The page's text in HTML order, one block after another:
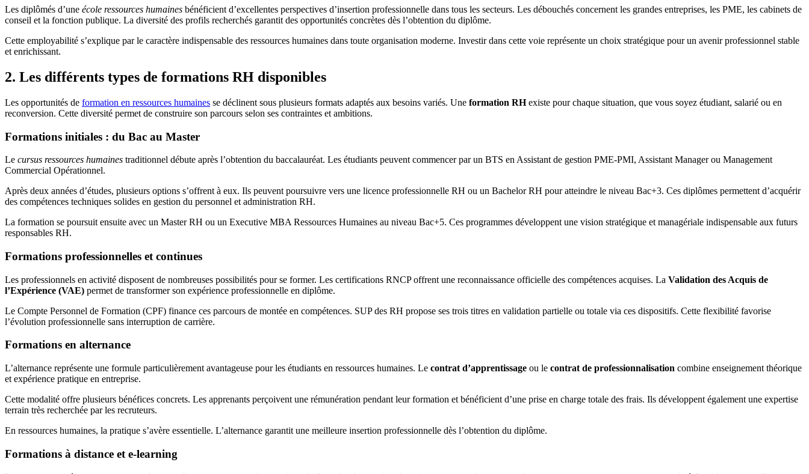
Les diplômés d’une école ressources humaines bénéficient d’excellentes perspectives d’insertion professionnelle dans tous les secteurs. Les débouchés concernent les grandes entreprises, les PME, les cabinets de
conseil et la fonction publique. La diversité des profils recherchés garantit des opportunités concrètes dès l’obtention du diplôme.
Cette employabilité s’explique par le caractère indispensable des ressources humaines dans toute organisation moderne. Investir dans cette voie représente un choix stratégique pour un avenir professionnel stable
et enrichissant.
2. Les différents types de formations RH disponibles
Les opportunités de formation en ressources humaines se déclinent sous plusieurs formats adaptés aux besoins variés. Une formation RHexiste pour chaque situation, que vous soyez étudiant, salarié ou en
reconversion. Cette diversité permet de construire son parcours selon ses contraintes et ambitions.
Formations initiales : du Bac au Master
Le cursus ressources humaines traditionnel débute après l’obtention du baccalauréat. Les étudiants peuvent commencer par un BTS en Assistant de gestion PME-PMI, Assistant Manager ou Management
Commercial Opérationnel.
Après deux années d’études, plusieurs options s’offrent à eux. Ils peuvent poursuivre vers une licence professionnelle RH ou un Bachelor RH pour atteindre le niveau Bac+3. Ces diplômes permettent d’acquérir
des compétences techniques solides en gestion du personnel et administration RH.
La formation se poursuit ensuite avec un Master RH ou un Executive MBA Ressources Humaines au niveau Bac+5. Ces programmes développent une vision stratégique et managériale indispensable aux futurs
responsables RH.
Formations professionnelles et continues
Les professionnels en activité disposent de nombreuses possibilités pour se former. Les certifications RNCP offrent une reconnaissance officielle des compétences acquises. La Validation des Acquis de
l’Expérience (VAE) permet de transformer son expérience professionnelle en diplôme.
Le Compte Personnel de Formation (CPF) finance ces parcours de montée en compétences. SUP des RH propose ses trois titres en validation partielle ou totale via ces dispositifs. Cette flexibilité favorise
l’évolution professionnelle sans interruption de carrière.
Formations en alternance
L’alternance représente une formule particulièrement avantageuse pour les étudiants en ressources humaines. Le contrat d’apprentissage ou le contrat de professionnalisation combine enseignement théorique
et expérience pratique en entreprise.
Cette modalité offre plusieurs bénéfices concrets. Les apprenants perçoivent une rémunération pendant leur formation et bénéficient d’une prise en charge totale des frais. Ils développent également une expertise
terrain très recherchée par les recruteurs.
En ressources humaines, la pratique s’avère essentielle. L’alternance garantit une meilleure insertion professionnelle dès l’obtention du diplôme.
Formations à distance et e-learning